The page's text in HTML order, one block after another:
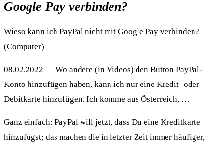
Google Pay verbinden?
Wieso kann ich PayPal nicht mit Google Pay verbinden?
(Computer)
08.02.2022 — Wo andere (in Videos) den Button PayPal-
Konto hinzufügen haben, kann ich nur eine Kredit- oder
Debitkarte hinzufügen. Ich komme aus Österreich, …
Ganz einfach: PayPal will jetzt, dass Du eine Kreditkarte
hinzufügst; das machen die in letzter Zeit immer häufiger,